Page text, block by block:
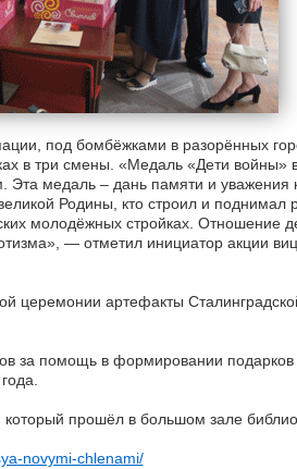
под бомбёжками в разорённых
в три смены. «Медаль «Дети войны»
медаль – дань памяти и уважения
Родины, кто строил и поднимал
молодёжных стройках. Отношение
— отметил инициатор акции
церемонии артефакты
за помощь в формировании подарков
прошёл в большом зале
novymi-chlenami/